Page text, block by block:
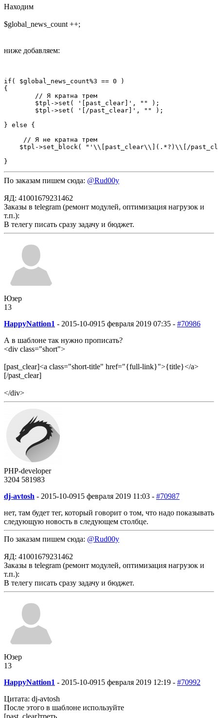
Находим
$global_news_count ++;
ниже добавляем:
if( $global_news_count%3 == 0 )
{
        // Я кратна трем
} else {
     // Я не кратна трем
$tpl->set_block( "'\\[past_clear\\](.*?)\\[/
По заказам пишем сюда: @Rud00y
ЯД: 41001679231462
Заказы в telegram (ремонт модулей, оптимизация нагрузок и
т.п.):
В телегу писать сразу задачу и бюджет.
Юзер
13
HappyNattion1 - 2015-10-0915 февраля 2019 07:35 - #70986
А в шаблоне так нужно прописать?
<div class="short">
[past_clear]<a class="short-title" href="{full-link}">{title}</a>
[/past_clear]
</div>
PHP-developer
3204 581983
dj-avtosh - 2015-10-0915 февраля 2019 11:03 - #70987
нет, там будет тег, который говорит о том, что надо показывать
следующую новость в следующем столбце.
По заказам пишем сюда: @Rud00y
ЯД: 41001679231462
Заказы в telegram (ремонт модулей, оптимизация нагрузок и
т.п.):
В телегу писать сразу задачу и бюджет.
Юзер
13
HappyNattion1 - 2015-10-0915 февраля 2019 12:19 - #70992
Цитата: dj-avtosh
После этого в шаблоне используйте
[past_clear]треть